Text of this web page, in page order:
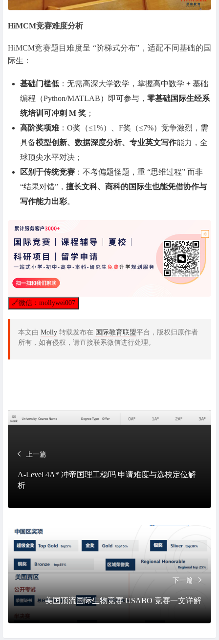
HiMCM竞赛难度分析
HiMCM竞赛题目难度呈 “阶梯式分布”，适配不同基础的国
际生：
基础门槛低 ：无需高深大学数学，掌握高中数学 + 基础
编程（Python/MATLAB）即可参与，零基础国际生经系
统培训可冲刺 M 奖 ；
高阶奖项难：O奖（≤1%）、F奖（≤7%）竞争激烈，需
具备模型创新、数据深度分析、专业英文写作能力，全
球顶尖水平对决；
区别于传统竞赛 ：不考偏题怪题，重 “思维过程” 而非
“结果对错”，擅长文科、商科的国际生也能凭借协作与
写作能力出彩。
🔗微信：mollywei007
本文由 Molly 转载发布在 国际教育联盟平台，版权归原作者
所有，如有侵权，请直接联系微信进行处理。
上一篇
A-Level 4A* 冲帝国理工稳吗 申请难度与选校定位解
析
下一篇
美国顶流国际生物竞赛 USABO 竞赛一文详解